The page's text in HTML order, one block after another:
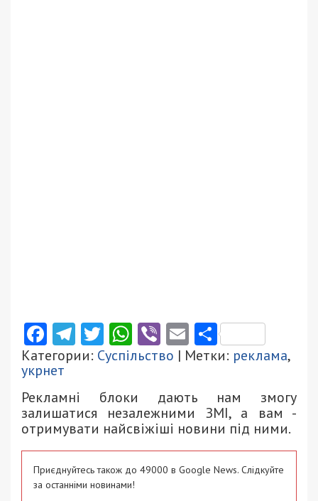
Facebook
Telegram
Twitter
WhatsApp
ViberEmail
Категории: Суспільство | Метки: реклама,
укрнет
Рекламні блоки дають нам змогу
залишатися незалежними ЗМІ, а вам -
отримувати найсвіжіші новини під ними.
Приєднуйтесь також до 49000 в Google News. Слідкуйте
за останніми новинами!